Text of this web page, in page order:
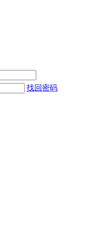
找回密码